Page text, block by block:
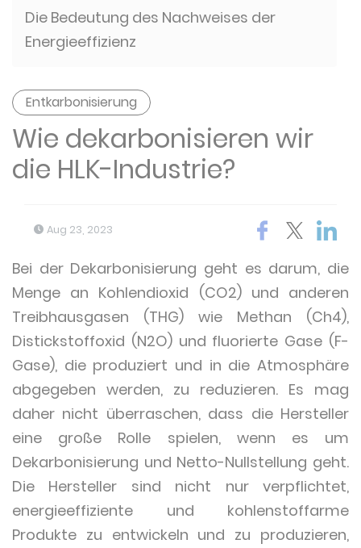
Die Bedeutung des Nachweises der
Energieeffizienz
Entkarbonisierung
Wie dekarbonisieren wir
die HLK-Industrie?
Aug 23, 2023
Bei der Dekarbonisierung geht es darum, die
Menge an Kohlendioxid (CO2) und anderen
Treibhausgasen (THG) wie Methan (Ch4),
Distickstoffoxid (N2O) und fluorierte Gase (F-
Gase), die produziert und in die Atmosphäre
abgegeben werden, zu reduzieren. Es mag
daher nicht überraschen, dass die Hersteller
eine große Rolle spielen, wenn es um
Dekarbonisierung und Netto-Nullstellung geht.
Die Hersteller sind nicht nur verpflichtet,
energieeffiziente und kohlenstoffarme
Produkte zu entwickeln und zu produzieren,